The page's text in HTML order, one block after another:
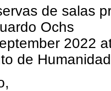
de salas
Ochs
2022
de